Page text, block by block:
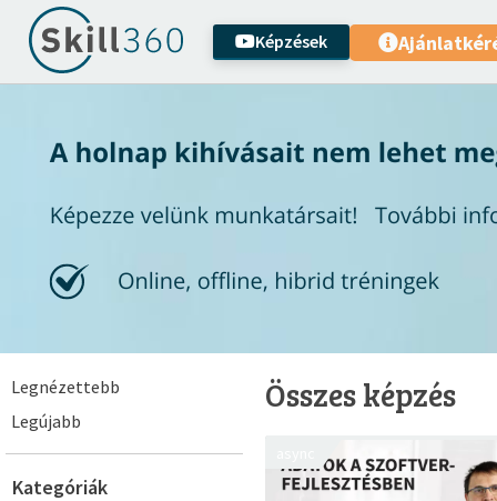
Képzések
Legnézettebb
Legújabb
Kategóriák
Összes képzés